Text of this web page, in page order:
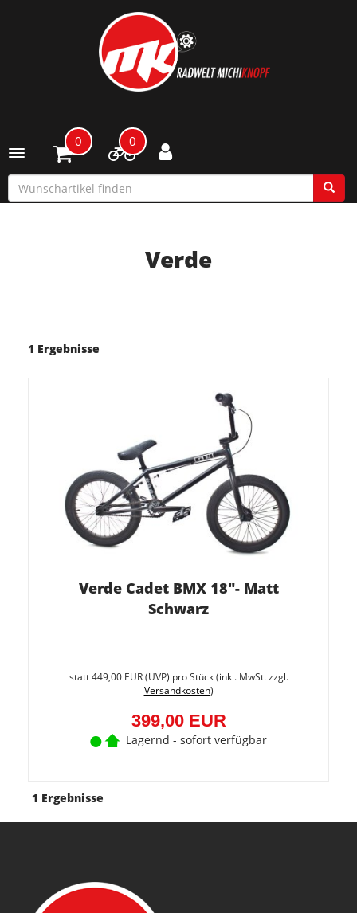
Toggle navigation
0 0
Verde
1 Ergebnisse
Verde Cadet BMX 18"- Matt
Schwarz
statt449,00 EUR(UVP) pro Stück (inkl. MwSt. zzgl.
Versandkosten)
399,00 EUR
Lagernd - sofort verfügbar
1 Ergebnisse